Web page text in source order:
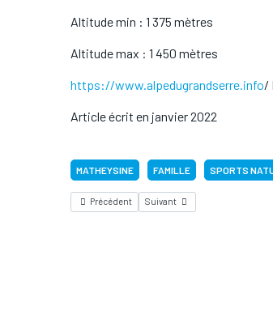
Altitude min : 1 375 mètres
Altitude max : 1 450 mètres
https://www.alpedugrandserre.info/
Article écrit en janvier 2022
MATHEYSINE FAMILLE SPORTS
Précédent Suivant